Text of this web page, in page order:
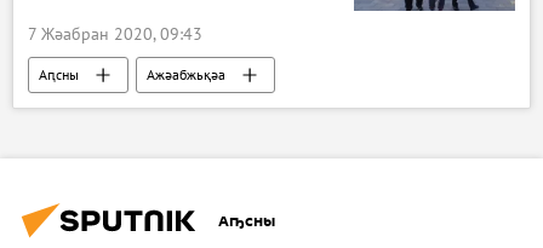
7 Жәабран 2020, 09:43
Аԥсны
Ажәабжьқәа
Акоронавирус адунеи аҿы
Аҧсны